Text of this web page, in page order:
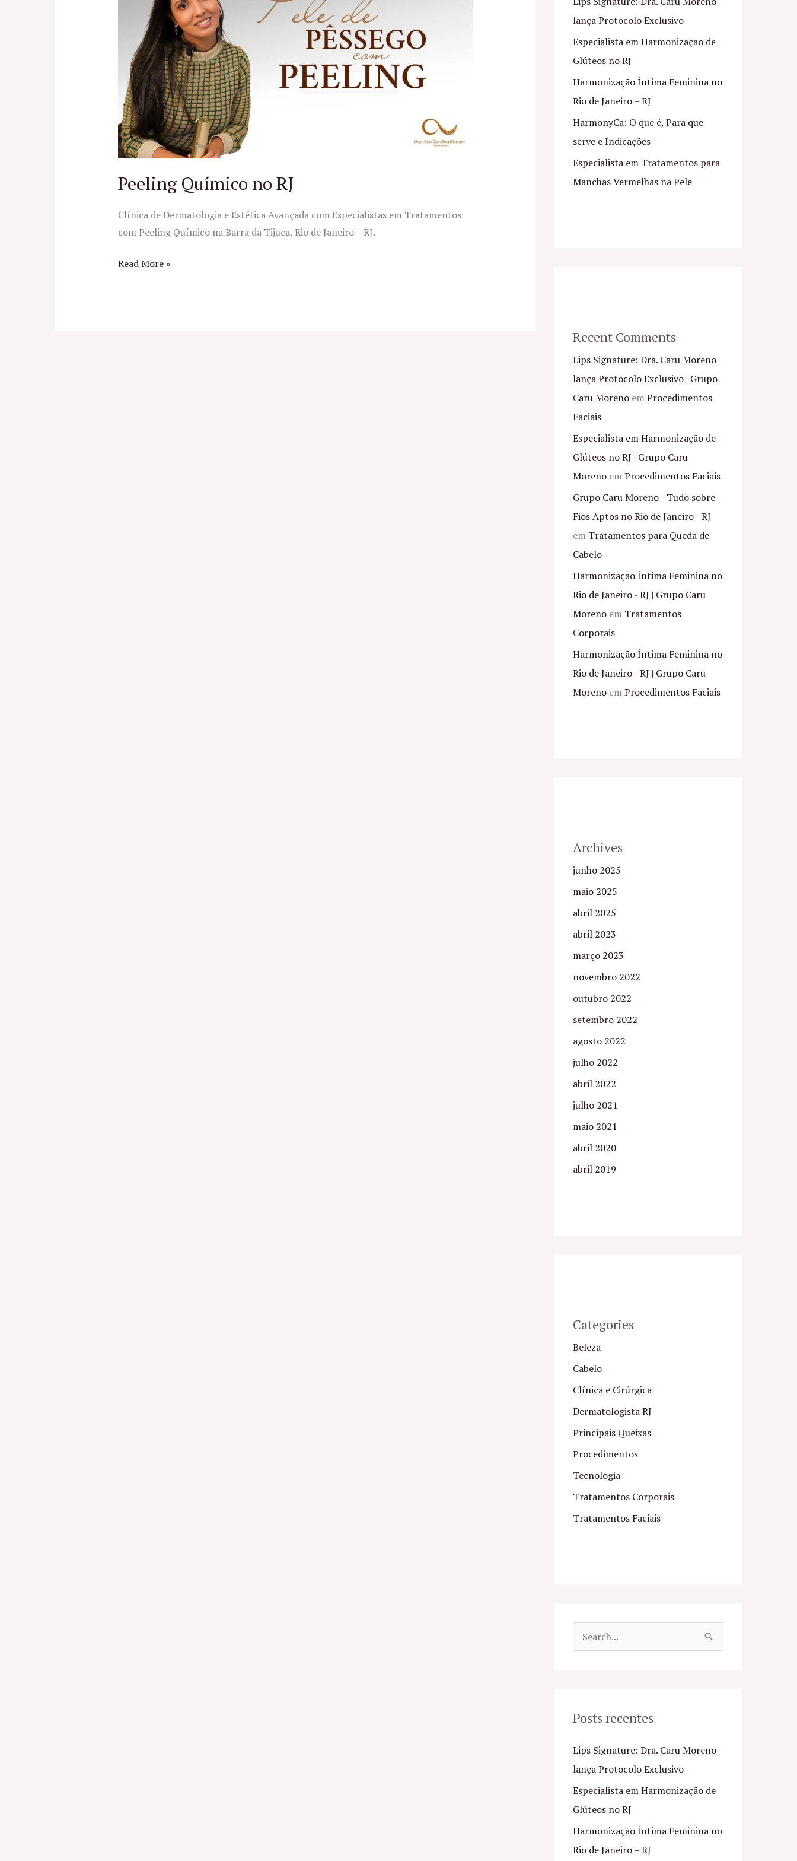
Peeling Químico no RJ
Clínica de Dermatologia e Estética Avançada com Especialistas em Tratamentos
com Peeling Químico na Barra da Tijuca, Rio de Janeiro – RJ.
Read More »
lança Protocolo Exclusivo
Especialista em Harmonização de
Glúteos no RJ
Harmonização Íntima Feminina no
Rio de Janeiro – RJ
HarmonyCa: O que é, Para que
serve e Indicações
Especialista em Tratamentos para
Manchas Vermelhas na Pele
Recent Comments
Lips Signature: Dra. Caru Moreno
lança Protocolo Exclusivo | Grupo
Caru Moreno emProcedimentos
Faciais
Especialista em Harmonização de
Glúteos no RJ | Grupo Caru
Moreno emProcedimentos Faciais
Grupo Caru Moreno - Tudo sobre
Fios Aptos no Rio de Janeiro - RJ
em Tratamentos para Queda de
Cabelo
Harmonização Íntima Feminina no
Rio de Janeiro - RJ | Grupo Caru
Moreno em Tratamentos
Corporais
Harmonização Íntima Feminina no
Rio de Janeiro - RJ | Grupo Caru
Moreno emProcedimentos Faciais
Archives
junho 2025
maio 2025
abril 2025
abril 2023
março 2023
novembro 2022
outubro 2022
setembro 2022
agosto 2022
julho 2022
abril 2022
julho 2021
maio 2021
abril 2020
abril 2019
Categories
Beleza
Cabelo
Clínica e Cirúrgica
Dermatologista RJ
Principais Queixas
Procedimentos
Tecnologia
Tratamentos Corporais
Tratamentos Faciais
u
s
a
r
p
o
r
Posts recentes
Lips Signature: Dra. Caru Moreno
lança Protocolo Exclusivo
Especialista em Harmonização de
Glúteos no RJ
Harmonização Íntima Feminina no
Rio de Janeiro – RJ